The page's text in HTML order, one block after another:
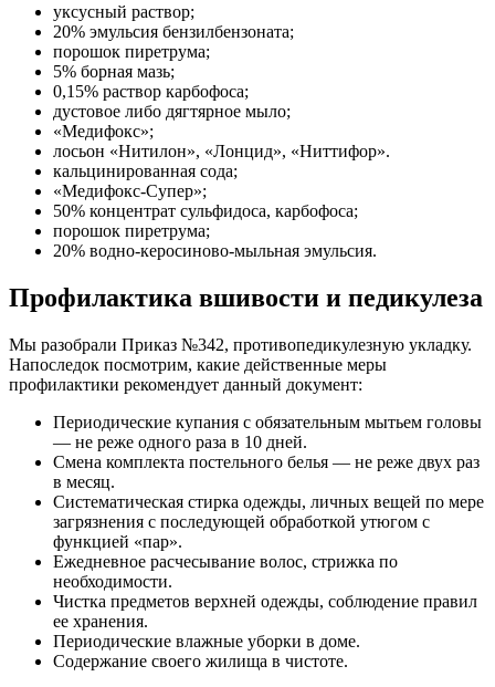
уксусный раствор;
20% эмульсия бензилбензоната;
порошок пиретрума;
5% борная мазь;
0,15% раствор карбофоса;
дустовое либо дягтярное мыло;
«Медифокс»;
лосьон «Нитилон», «Лонцид», «Ниттифор».
кальцинированная сода;
«Медифокс-Супер»;
50% концентрат сульфидоса, карбофоса;
порошок пиретрума;
20% водно-керосиново-мыльная эмульсия.
Профилактика вшивости и педикулеза
Мы разобрали Приказ №342, противопедикулезную укладку.
Напоследок посмотрим, какие действенные меры
профилактики рекомендует данный документ:
Периодические купания с обязательным мытьем головы
— не реже одного раза в 10 дней.
Смена комплекта постельного белья — не реже двух раз
в месяц.
Систематическая стирка одежды, личных вещей по мере
загрязнения с последующей обработкой утюгом с
функцией «пар».
Ежедневное расчесывание волос, стрижка по
необходимости.
Чистка предметов верхней одежды, соблюдение правил
ее хранения.
Периодические влажные уборки в доме.
Содержание своего жилища в чистоте.